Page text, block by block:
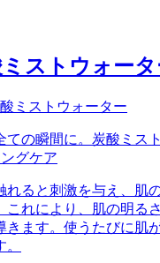
ストウォータ
ての瞬間に。炭酸ミス
グケア
れると刺激を与え、肌
これにより、肌の明る
きます。使うたびに肌